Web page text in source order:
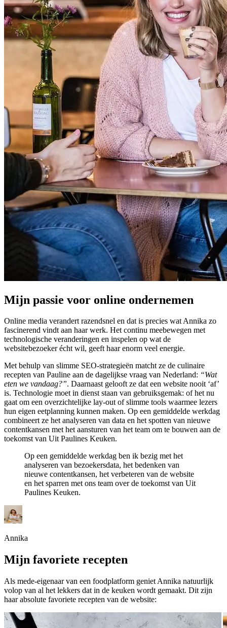
Mijn passie voor online ondernemen
Online media verandert razendsnel en dat is precies wat Annika zo
fascinerend vindt aan haar werk. Het continu meebewegen met
technologische veranderingen en inspelen op wat de
websitebezoeker écht wil, geeft haar enorm veel energie.
Met behulp van slimme SEO-strategieën matcht ze de culinaire
recepten van Pauline aan de dagelijkse vraag van Nederland: “Wat
eten we vandaag?”. Daarnaast gelooft ze dat een website nooit ‘af’
is. Technologie moet in dienst staan van gebruiksgemak: of het nu
gaat om een overzichtelijke lay-out of slimme tools waarmee lezers
hun eigen eetplanning kunnen maken. Op een gemiddelde werkdag
combineert ze het analyseren van data en het spotten van nieuwe
contentkansen met het aansturen van het team om te bouwen aan de
toekomst van Uit Paulines Keuken.
Op een gemiddelde werkdag ben ik bezig met het
analyseren van bezoekersdata, het bedenken van
nieuwe contentkansen, het verbeteren van de website
en het sparren met ons team over de toekomst van Uit
Paulines Keuken.
Annika
Mijn favoriete recepten
Als mede-eigenaar van een foodplatform geniet Annika natuurlijk
volop van al het lekkers dat in de keuken wordt gemaakt. Dit zijn
haar absolute favoriete recepten van de website: